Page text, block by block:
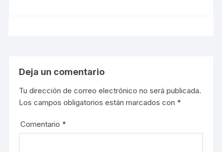
Deja un comentario
Tu dirección de correo electrónico no será publicada.
Los campos obligatorios están marcados con *
Comentario *